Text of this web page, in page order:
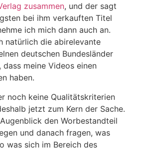
zusammen, und der sagt
bei ihm verkauften Titel
ich mich dann auch an.
natürlich die abirelevante
deutschen Bundesländer
meine Videos einen
haben.
noch keine Qualitätskriterien
jetzt zum Kern der Sache.
den Worbestandteil
und danach fragen, was
was sich im Bereich des